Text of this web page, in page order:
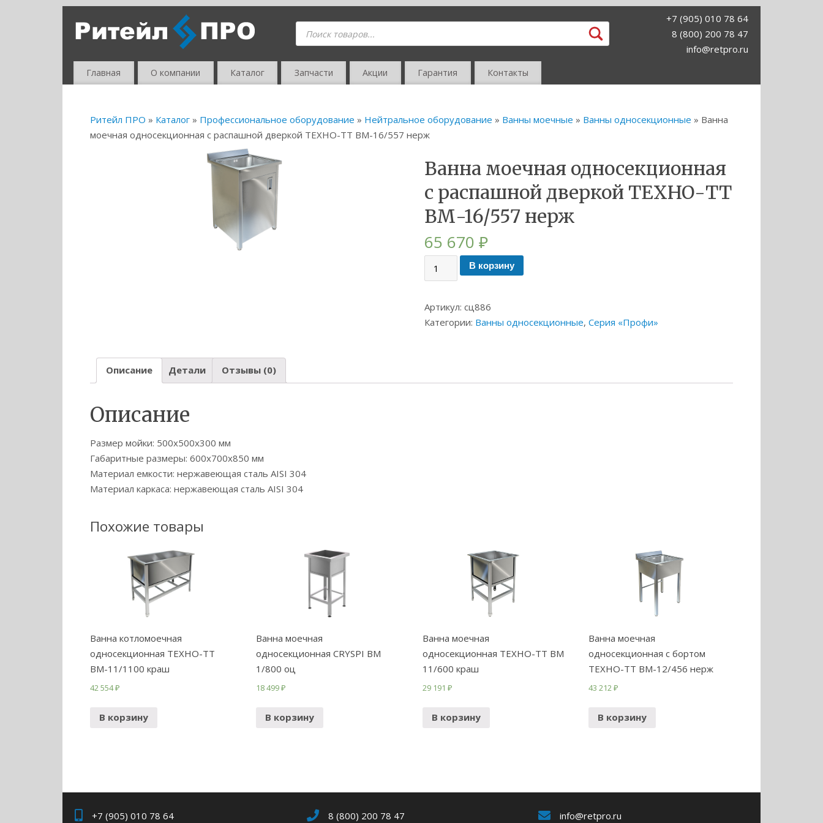
+7 (905) 010 78 64
8 (800) 200 78 47
info@retpro.ru
Главная О компании Каталог Запчасти Акции Гарантия Контакты
Ритейл ПРО » Каталог » Профессиональное оборудование » Нейтральное оборудование » Ванны моечные » Ванны односекционные » Ванна
моечная односекционная с распашной дверкой ТЕХНО-ТТ ВМ-16/557 нерж
Ванна моечная односекционная
с распашной дверкой ТЕХНО-ТТ
ВМ-16/557 нерж
65 670 ₽
В корзину
Артикул: сц886
Категории: Ванны односекционные, Серия «Профи»
Описание Детали Отзывы (0)
Описание
Размер мойки: 500х500х300 мм
Габаритные размеры: 600х700х850 мм
Материал емкости: нержавеющая сталь AISI 304
Материал каркаса: нержавеющая сталь AISI 304
Похожие товары
Ванна котломоечная
односекционная ТЕХНО-ТТ
ВМ-11/1100 краш
42 554₽
В корзину
Ванна моечная
односекционная CRYSPI ВМ
1/800 оц
18 499₽
В корзину
Ванна моечная
односекционная ТЕХНО-ТТ ВМ
11/600 краш
29 191 ₽
В корзину
Ванна моечная
односекционная с бортом
ТЕХНО-ТТ ВМ-12/456 нерж
43 212₽
В корзину
+7 (905) 010 78 64 8 (800) 200 78 47 info@retpro.ru